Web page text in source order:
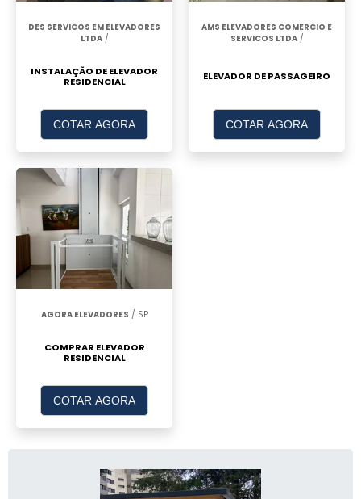
DES SERVICOS EM ELEVADORES
LTDA/
INSTALAÇÃO DE ELEVADOR
RESIDENCIAL
COTAR AGORA
AMS ELEVADORES COMERCIO E
SERVICOS LTDA/
ELEVADOR DE PASSAGEIRO
COTAR AGORA
AGORA ELEVADORES / SP
COMPRAR ELEVADOR
RESIDENCIAL
COTAR AGORA